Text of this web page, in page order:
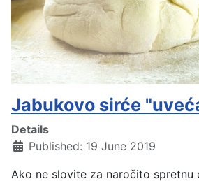
Jabukovo sirće
Details
Published: 19 June 2019
Ako ne slovite za naročito spretnu